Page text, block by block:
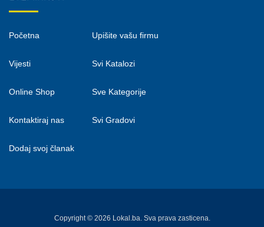
Početna
Vijesti
Online Shop
Kontaktiraj nas
Dodaj svoj članak
Upišite vašu firmu
Svi Katalozi
Sve Kategorije
Svi Gradovi
Copyright © 2026 Lokal.ba. Sva prava zasticena.